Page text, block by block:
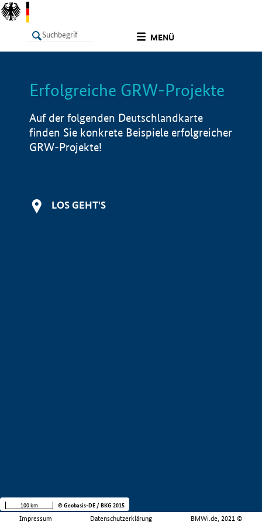
MENÜ
LISTE Info
Erfolgreiche GRW-Projekte
Auf der folgenden Deutschlandkarte
finden Sie konkrete Beispiele erfolgreicher
GRW-Projekte!
LOS GEHT'S
Impressum Datenschutzerklärung BMWi.de, 2021 ©
100 km © Geobasis-DE / BKG 2015